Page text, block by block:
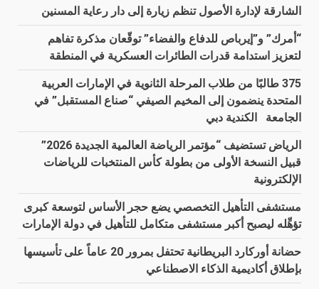
الشارقة لإدارة الأصول تنظم زيارة إلى دار رعاية المسنين
“أمرك” و”إيرباص للدفاع والفضاء” توقّعان مذكرة تفاهم
لتعزيز استدامة قدرات الطائرات العسكرية في المنطقة
375 طالبًا من طلاب المرحلة الثانوية في الإمارات العربية
المتحدة ينضمون إلى المخيم الصيفي “صناع المستقبل” في
الجامعة الكندية دبي
الرياض تستضيف “مؤتمر الرياضة العالمية الجديدة 2026”
قبيل النسخة الأولى من بطولة كأس المنتخبات للرياضات
الإلكترونية
مستشفى التأهيل التخصصي يضع حجر الأساس لتوسعة كبرى
تؤهِّله ليصبح أكبر مستشفى متكامل للتأهيل في دولة الإمارات
حضانة أوركارد البريطانية تحتفل بمرور 20 عاماً على تأسيسها
بإطلاق أكاديمية الذكاء الاصطناعي